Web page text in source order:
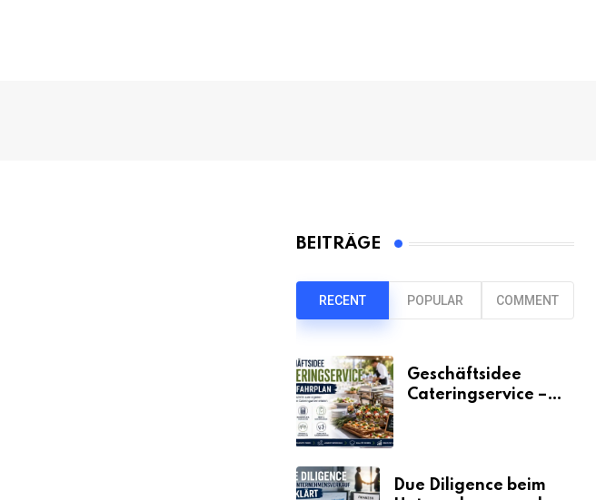
BEITRÄGE
RECENT POPULAR COMMENT
Geschäftsidee
Cateringservice –
Due Diligence beim